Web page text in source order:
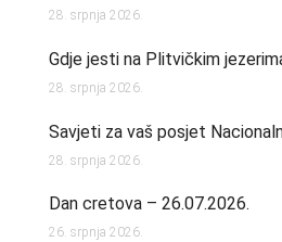
28. srpnja 2026.
Gdje jesti na Plitvičkim
28. srpnja 2026.
Savjeti za vaš posjet
28. srpnja 2026.
Dan cretova – 26.07.2026.
26. srpnja 2026.